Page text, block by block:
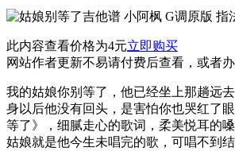
此内容查看价格为4元立即购买
网站作者更新不易请付费后查看，或者
我的姑娘你别等了，他已经坐上那趟远
身以后他没有回头，是害怕你也哭红了
等了》，细腻走心的歌词，柔美悦耳的
姑娘就是他今生未唱完的歌，可唱不到结